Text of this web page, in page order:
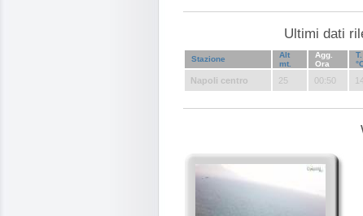
Ultimi dati
Stazione
Alt
mt.
Agg.
Ora
T.
Napoli centro 25 00:50